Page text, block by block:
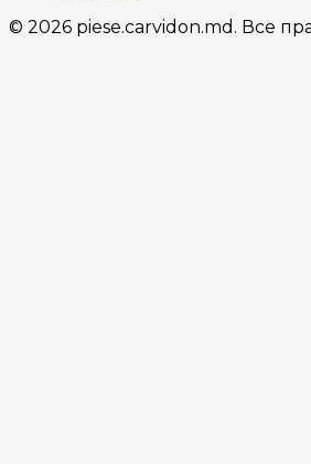
© 2026 piese.carvidon.md. Все